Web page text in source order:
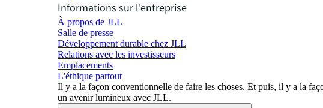
Informations sur l'entreprise
À propos de JLL
Salle de presse
Développement durable chez JLL
Relations avec les investisseurs
Emplacements
L'éthique partout
Il y a la façon conventionnelle de faire les choses. Et puis, il y a la
un avenir lumineux avec JLL.